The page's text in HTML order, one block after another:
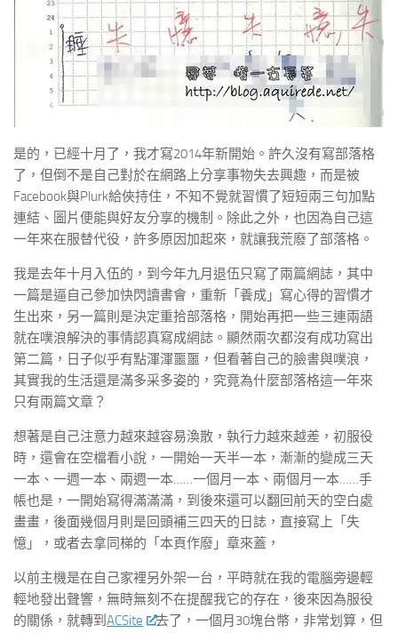
是的，已經十月了，我才寫2014年新開始。許久沒有寫部落格
了，但倒不是自己對於在網路上分享事物失去興趣，而是被
Facebook與Plurk給俠持住，不知不覺就習慣了短短兩三句加點
連結、圖片便能與好友分享的機制。除此之外，也因為自己這
一年來在服替代役，許多原因加起來，就讓我荒廢了部落格。
我是去年十月入伍的，到今年九月退伍只寫了兩篇網誌，其中
一篇是逼自己參加快閃讀書會，重新「養成」寫心得的習慣才
生出來，另一篇則是決定重拾部落格，開始再把一些三連兩語
就在噗浪解決的事情認真寫成網誌。顯然兩次都沒有成功寫出
第二篇，日子似乎有點渾渾噩噩，但看著自己的臉書與噗浪，
其實我的生活還是滿多采多姿的，究竟為什麼部落格這一年來
只有兩篇文章？
想著是自己注意力越來越容易渙散，執行力越來越差，初服役
時，還會在空檔看小說，一開始一天半一本，漸漸的變成三天
一本、一週一本、兩週一本……一個月一本、兩個月一本……手
帳也是，一開始寫得滿滿滿，到後來還可以翻回前天的空白處
畫畫，後面幾個月則是回頭補三四天的日誌，直接寫上「失
憶」，或者去拿同梯的「本頁作廢」章來蓋，
以前主機是在自己家裡另外架一台，平時就在我的電腦旁邊輕
輕地發出聲響，無時無刻不在提醒我它的存在，後來因為服役
的關係，就轉到 ACSite
去了，一個月30塊台幣，非常划算，但